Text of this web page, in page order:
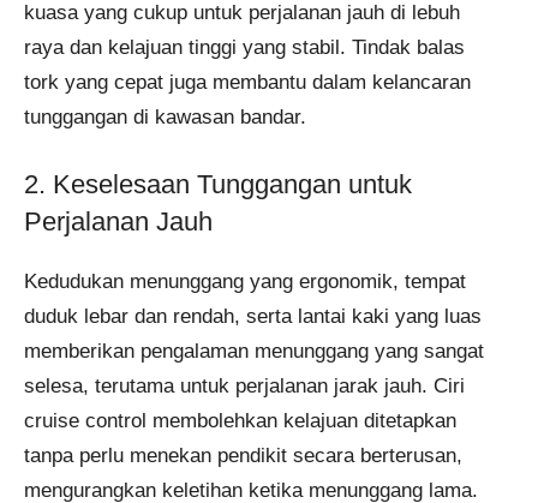
kuasa yang cukup untuk perjalanan jauh di lebuh
raya dan kelajuan tinggi yang stabil. Tindak balas
tork yang cepat juga membantu dalam kelancaran
tunggangan di kawasan bandar.
2. Keselesaan Tunggangan untuk
Perjalanan Jauh
Kedudukan menunggang yang ergonomik, tempat
duduk lebar dan rendah, serta lantai kaki yang luas
memberikan pengalaman menunggang yang sangat
selesa, terutama untuk perjalanan jarak jauh. Ciri
cruise control membolehkan kelajuan ditetapkan
tanpa perlu menekan pendikit secara berterusan,
mengurangkan keletihan ketika menunggang lama.